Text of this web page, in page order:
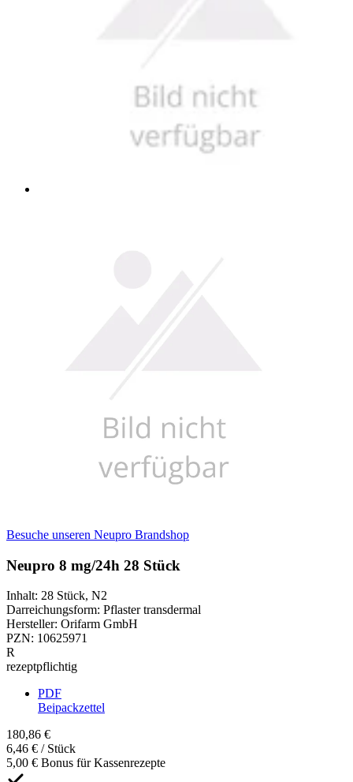
Besuche unseren Neupro Brandshop
Neupro 8 mg/24h 28 Stück
Inhalt: 28 Stück, N2
Darreichungsform: Pflaster transdermal
Hersteller: Orifarm GmbH
PZN: 10625971
R
rezeptpflichtig
PDF
Beipackzettel
180,86 €
6,46 € / Stück
5,00 € Bonus für Kassenrezepte